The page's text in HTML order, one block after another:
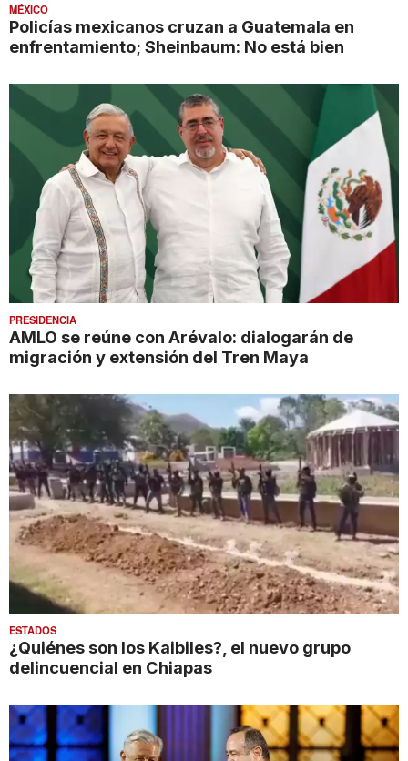
MÉXICO
Policías mexicanos cruzan a Guatemala en
enfrentamiento; Sheinbaum: No está bien
PRESIDENCIA
AMLO se reúne con Arévalo: dialogarán de
migración y extensión del Tren Maya
ESTADOS
¿Quiénes son los Kaibiles?, el nuevo grupo
delincuencial en Chiapas